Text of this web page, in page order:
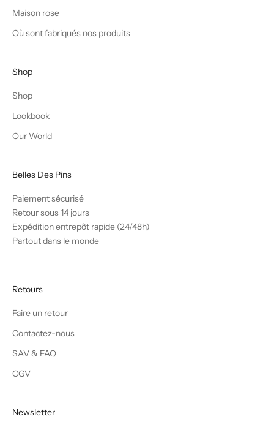
Maison rose
Où sont fabriqués nos produits
Shop
Shop
Lookbook
Our World
Belles Des Pins
Paiement sécurisé
Retour sous 14 jours
Expédition entrepôt rapide (24/48h)
Partout dans le monde
Retours
Faire un retour
Contactez-nous
SAV & FAQ
CGV
Newsletter